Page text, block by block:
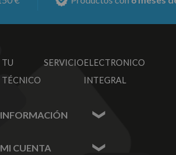
TU SERVICIO
TÉCNICO
ELECTRONICO
INTEGRAL
INFORMACIÓN
Sobre nosotros
MI CUENTA